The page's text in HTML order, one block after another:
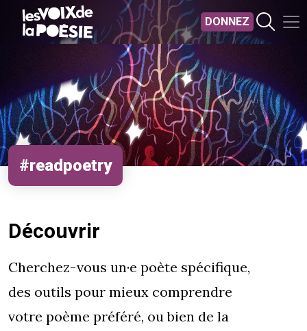
Aller au contenu principal
DONNEZ
#readpoetry
Découvrir
Cherchez-vous un·e poète spécifique,
des outils pour mieux comprendre
votre poème préféré, ou bien de la